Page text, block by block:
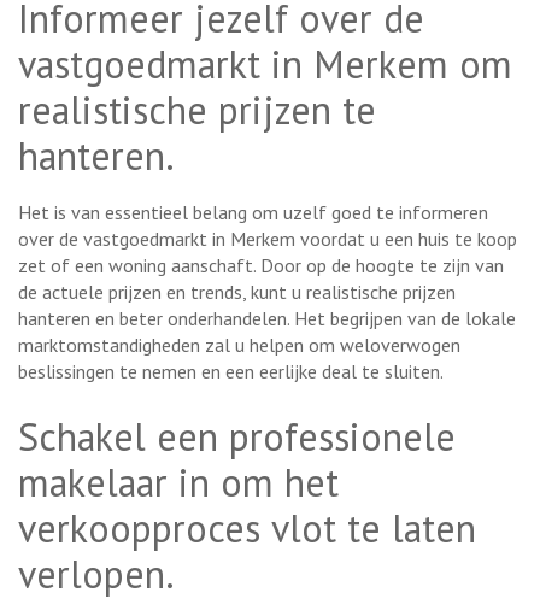
Informeer jezelf over de
vastgoedmarkt in Merkem om
realistische prijzen te
hanteren.
Het is van essentieel belang om uzelf goed te informeren
over de vastgoedmarkt in Merkem voordat u een huis te koop
zet of een woning aanschaft. Door op de hoogte te zijn van
de actuele prijzen en trends, kunt u realistische prijzen
hanteren en beter onderhandelen. Het begrijpen van de lokale
marktomstandigheden zal u helpen om weloverwogen
beslissingen te nemen en een eerlijke deal te sluiten.
Schakel een professionele
makelaar in om het
verkoopproces vlot te laten
verlopen.